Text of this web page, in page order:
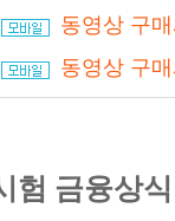
동영상 구
동영상 구
험 금융상